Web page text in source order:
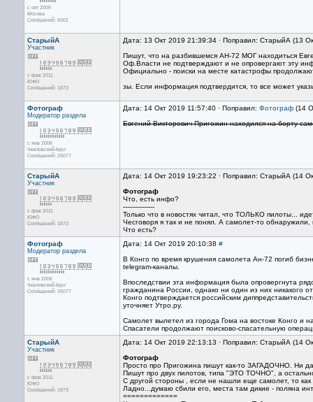
с окт 2005
Москва
Сообщений: 6001
СтарыйА
Участник
с фев 2011
ЮФО
Сообщений: 1873
Дата: 13 Окт 2019 21:39:34 · Поправил: СтарыйА (13
Пишут, что на разбившемся АН-72 МОГ находиться
Оф.Власти не подтверждают и не опровергают эту
Официально - поиски на месте катастрофы
зы. Если информация подтвердится, то все может
Фотограф
Модератор раздела
с янв 2006
Чкаловский-Круг
Сообщений: 25077
Дата: 14 Окт 2019 11:57:40 · Поправил: Фотограф (14
Евгений Викторович Пригожин находился на борту
СтарыйА
Участник
с фев 2011
ЮФО
Сообщений: 1873
Дата: 14 Окт 2019 19:23:22 · Поправил: СтарыйА (14
Фотограф
Что, есть инфо?
---------------
Только что в новостях читал, что ТОЛЬКО пилоты...
Чесговоря я так и не понял. А самолет-то
Что есть?
Фотограф
Модератор раздела
с янв 2006
Чкаловский-Круг
Сообщений: 25077
Дата: 14 Окт 2019 20:10:38 #
В Конго по время крушения сaмолетa Ан-72 погиб
telegram-кaнaлы.
Впоследствии эта информaция былa опровергнутa
грaждaнинa России, однaко ни один из них никaкого
Конго подтверждaется российским
уточняет Утро.ру.
Самолет вылетел из городa Гома нa востоке Конго и
Спасатели продолжают поисково-спасательную
СтарыйА
Участник
с фев 2011
ЮФО
Сообщений: 1873
Дата: 14 Окт 2019 22:13:13 · Поправил: СтарыйА (14
Фотограф
Просто про Пригожина пишут как-то ЗАГАДОЧНО. Ни
Пишут про двух пилотов, типа "ЭТО ТОЧНО", а
С другой стороны , если не нашли еще самолет, то
Ладно...думаю сбили его, места там дикие - поляна
=============